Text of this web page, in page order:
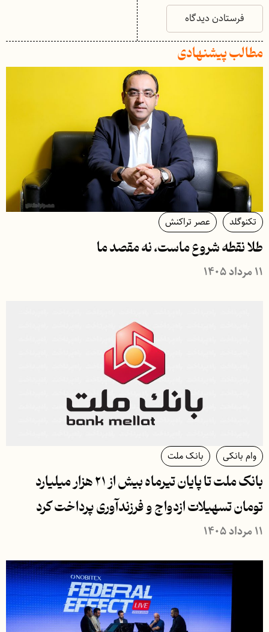
مطالب پیشنهادی
تکنوگلد عصر تراکنش
طلا نقطه شروع ماست، نه مقصد ما
۱۱ مرداد ۱۴۰۵
وام بانکی بانک ملت
بانک ملت تا پایان تیرماه بیش از ۲۱ هزار میلیارد
تومان تسهیلات ازدواج و فرزندآوری پرداخت كرد
۱۱ مرداد ۱۴۰۵